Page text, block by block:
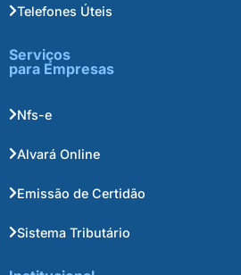
Telefones Úteis
Serviços
para Empresas
Nfs-e
Alvará Online
Emissão de Certidão
Sistema Tributário